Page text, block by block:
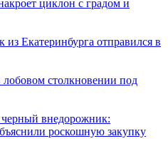
циклон с градом и
Екатеринбурга отправился в
столкновении под
внедорожник:
роскошную закупку